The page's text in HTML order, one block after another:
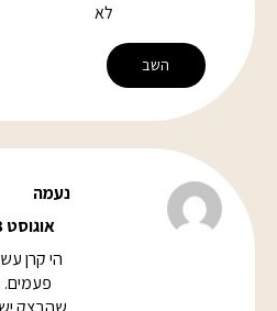
לא
השב
נעמה
אוגוסט 8, 2025 בשעה 12:17
פעמים.